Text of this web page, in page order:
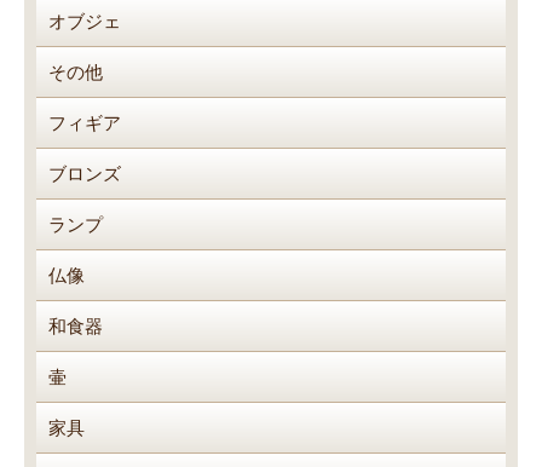
オブジェ
その他
フィギア
ブロンズ
ランプ
仏像
和食器
壷
家具